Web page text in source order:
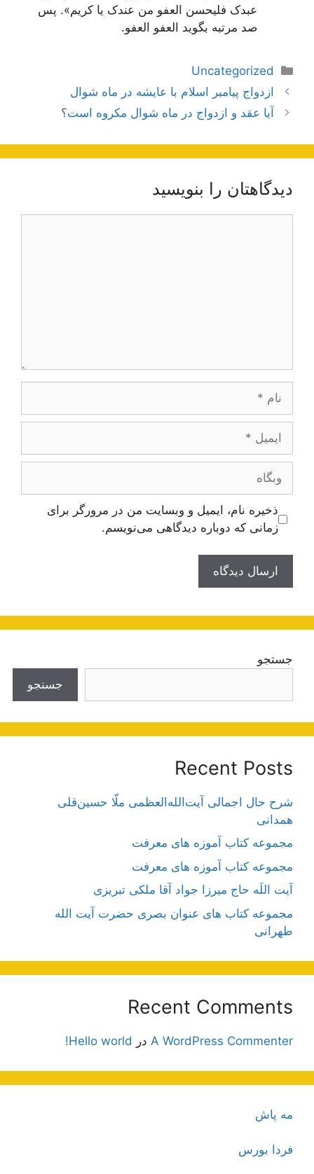
عبدک فلیحسن العفو من عندک یا کریم». پس
صد مرتبه بگوید العفو العفو.
دسته‌ها
Uncategorized
ناوبری
نوشته‌ها
ازدواج پیامبر اسلام با عایشه در ماه شوال
آیا عقد و ازدواج در ماه شوال مکروه است؟
دیدگاهتان را بنویسید
ایمیل
وبگاه
ذخیره نام، ایمیل و وبسایت من در مرورگر برای
زمانی که دوباره دیدگاهی می‌نویسم.
جستجو
جستجو
Recent Posts
شرح حال اجمالی آیت‌الله‌العظمی ملّا حسین‌قلی
همدانی
مجموعه کتاب آموزه های معرفت
مجموعه کتاب آموزه های معرفت
آیت اللَه حاج میرزا جواد آقا ملکی تبریزی
مجموعه کتاب های عنوان بصری حضرت آیت الله
طهرانی
Recent Comments
A WordPress Commenter در Hello world!
مه پاش
فردا بورس